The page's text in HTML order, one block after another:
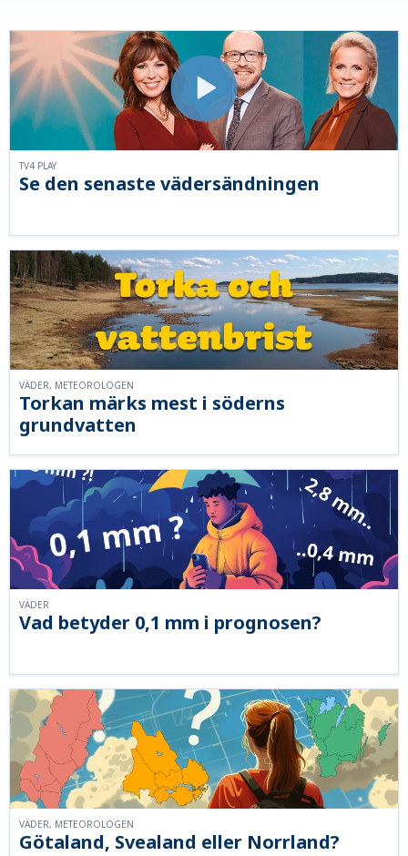
Se den senaste vädersändningen
TV4 PLAY
Torkan märks mest i söderns
grundvatten
VÄDER, METEOROLOGEN
Vad betyder 0,1 mm i prognosen?
VÄDER
Götaland, Svealand eller Norrland?
VÄDER, METEOROLOGEN